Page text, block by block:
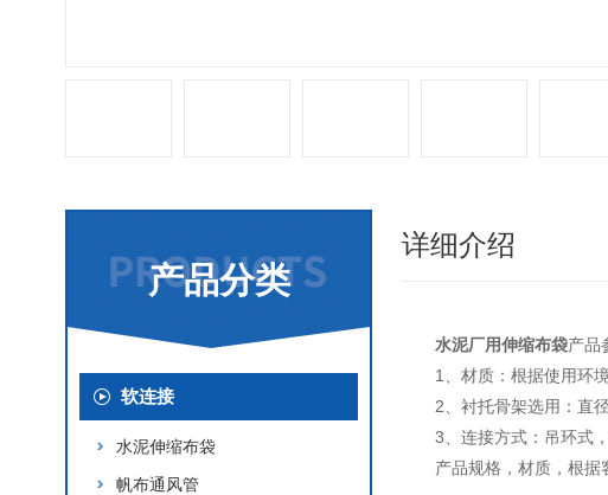
产品分类
软连接
水泥伸缩布袋
帆布通风管
详细介绍
水泥厂用伸缩布袋产品
1、材质：根据使用环
2、衬托骨架选用：直
3、连接方式：吊环式
产品规格，材质，根据